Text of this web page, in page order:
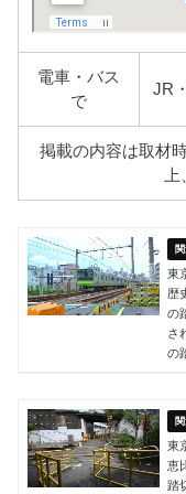
電車・バス
で
JR
掲載の内容は取材
上
東
歴
の
さ
の
東
恵
踏